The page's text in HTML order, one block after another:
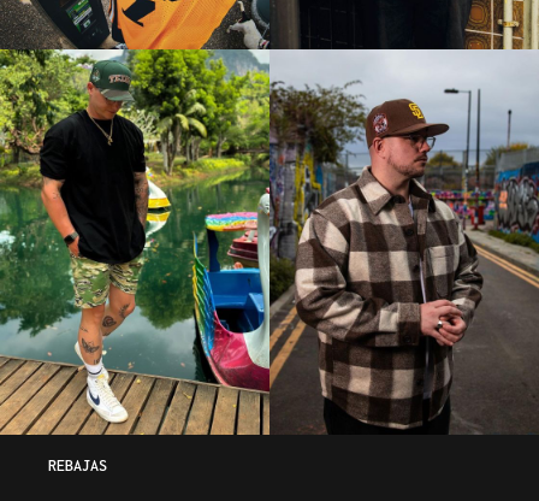
REBAJAS